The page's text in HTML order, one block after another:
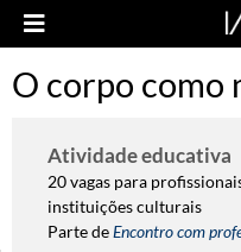
O corpo como
Atividade educativa
20 vagas para
instituições culturais
Parte deEncontro com